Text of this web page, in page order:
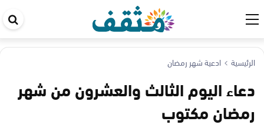
الرئيسية ادعية شهر رمضان
دعاء اليوم الثالث والعشرون من شهر
رمضان مكتوب